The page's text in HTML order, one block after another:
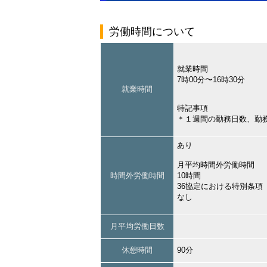
労働時間について
就業時間
就業時間
7時00分〜16時30分
特記事項
＊１週間の勤務日数、勤
時間外労働時間
あり
月平均時間外労働時間
10時間
36協定における特別条項
なし
月平均労働日数
休憩時間 90分